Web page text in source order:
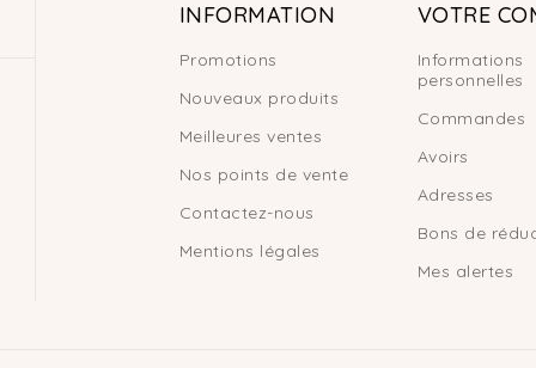
INFORMATION
Promotions
Nouveaux produits
Meilleures ventes
Nos points de vente
Contactez-nous
Mentions légales
VOTRE
Informations
personnelles
Commandes
Avoirs
Adresses
Bons de
Mes alertes